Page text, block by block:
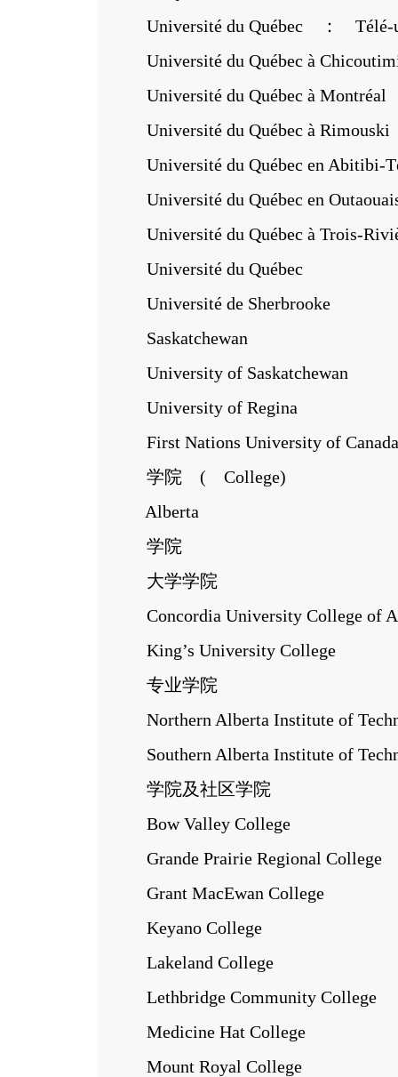
Université du Québec ： Télé-
Université du Québec à
Université du Québec à Montréal
Université du Québec à Rimouski
Université du Québec en Abitibi-
Université du Québec en
Université du Québec à Trois-
Université du Québec
Université de Sherbrooke
Saskatchewan
University of Saskatchewan
University of Regina
First Nations University of Canada
学院 ( College)
Alberta
学院
大学学院
Concordia University College of
King’s University College
专业学院
Northern Alberta Institute of
Southern Alberta Institute of
学院及社区学院
Bow Valley College
Grande Prairie Regional College
Grant MacEwan College
Keyano College
Lakeland College
Lethbridge Community College
Medicine Hat College
Mount Royal College